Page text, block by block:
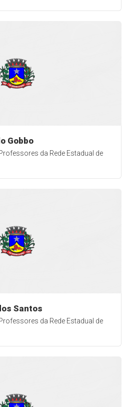
Gobbo
da Rede Estadual de
Santos
da Rede Estadual de